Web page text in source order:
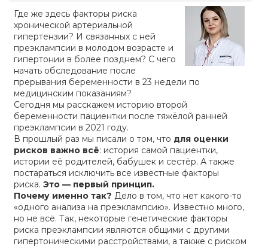
Где же здесь факторы риска
хронической артериальной
гипертензии? И связанных с ней
преэклампсии в молодом возрасте и
гипертонии в более позднем? С чего
начать обследование после
прерывания беременности в 23 недели по
медицинским показаниям?
Сегодня мы расскажем историю второй
беременности пациентки после тяжёлой ранней
преэклампсии в 2021 году.
В прошлый раз мы писали о том, что для оценки
рисков важно всё: история самой пациентки,
истории её родителей, бабушек и сестёр. А также
постараться исключить все известные факторы
риска.Это — первый принцип.
Почему именно так? Дело в том, что нет какого-то
«одного анализа на преэклампсию». Известно много,
но не всё. Так, некоторые генетические факторы
риска преэклампсии являются общими с другими
гипертоническими расстройствами, а также с риском